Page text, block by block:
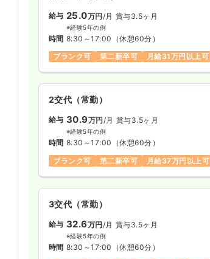
給与 25.0万円/月 賞与3.5ヶ月
※経験5年の例
時間 8:30～17:00 （休憩60分）
ブランク可
第二新卒可 月給31万円以上可
2交代（常勤）
給与 30.9万円/月 賞与3.5ヶ月
※経験5年の例
時間 8:30～17:00 （休憩60分）
ブランク可
第二新卒可 月給37万円以上可
3交代（常勤）
給与 32.6万円 /月 賞与3.5ヶ月
※経験5年の例
時間 8:30～17:00 （休憩60分）